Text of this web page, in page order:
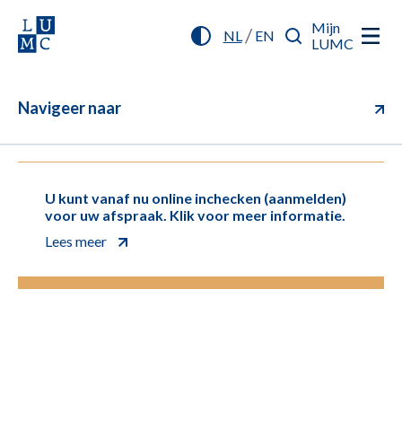
NL/ EN
Mijn
LUMC
Navigeer naar
U kunt vanaf nu online inchecken (aanmelden)
voor uw afspraak. Klik voor meer informatie.
Lees meer